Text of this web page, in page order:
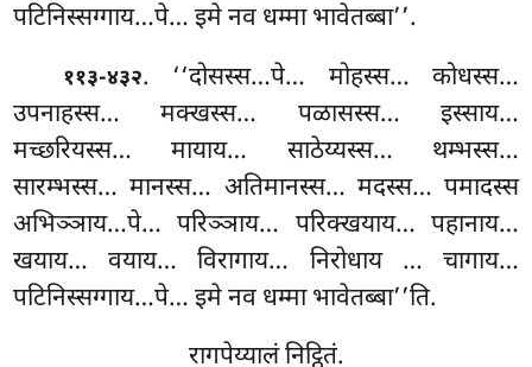
पटिनिस्सग्गाय…पे… इमे नव धम्मा भावेतब्बा’’.
११३-४३२. ‘‘दोसस्स…पे… मोहस्स… कोधस्स…
उपनाहस्स… मक्खस्स… पळासस्स… इस्साय…
मच्छरियस्स… मायाय… साठेय्यस्स… थम्भस्स…
सारम्भस्स… मानस्स… अतिमानस्स… मदस्स… पमादस्स
अभिञ्ञाय…पे… परिञ्ञाय… परिक्खयाय… पहानाय…
खयाय… वयाय… विरागाय… निरोधाय … चागाय…
पटिनिस्सग्गाय…पे… इमे नव धम्मा भावेतब्बा’’ति.
रागपेय्यालं निट्ठितं.